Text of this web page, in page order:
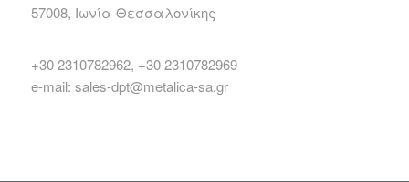
57008, Ιωνία Θεσσαλονίκης
+30 2310782962, +30 2310782969
e-mail: sales-dpt@metalica-sa.gr